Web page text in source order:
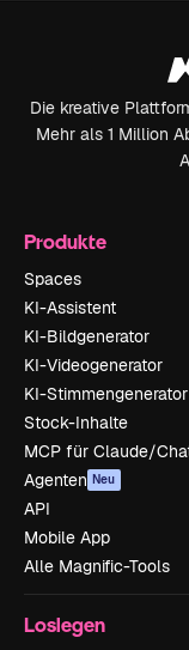
Die kreative
Mehr als 1 Million
Produkte
Spaces
KI-Assistent
KI-Bildgenerator
KI-Videogenerator
KI-Stimmengenerator
Stock-Inhalte
MCP für Claude/
Agenten Neu
API
Mobile App
Alle Magnific-Tools
Loslegen